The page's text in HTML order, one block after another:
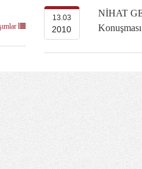
13.03
2010
NİHAT
Konuşması